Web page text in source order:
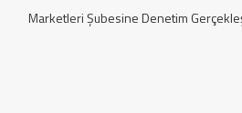
Marketleri Şubesine Denetim